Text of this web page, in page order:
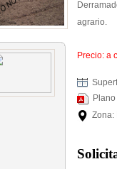
agrario.
Precio: a
Plano
Zona: